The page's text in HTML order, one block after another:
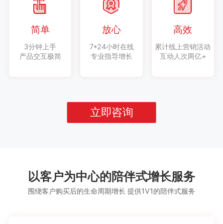
简单
3分钟上手
产品交互极简
放心
7*24小时在线
专业指导增长
高效
累计线上营销活动
互动人次两亿+
立即咨询
以客户为中心的陪伴式增长服务
围绕客户购买后的生命周期增长 提供1V1的陪伴式服务